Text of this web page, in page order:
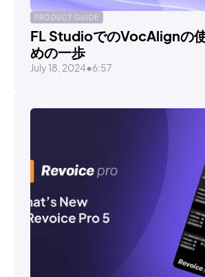
PRODUCT GUIDE
FL StudioでのVocAlignの
めの一歩
July 18, 2024•6:57